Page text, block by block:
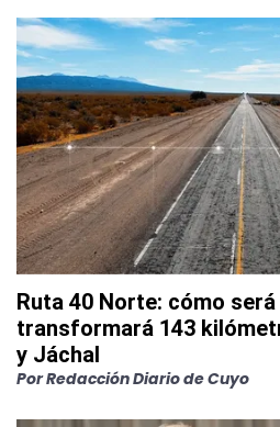
Ruta 40 Norte: cómo
transformará 143
y Jáchal
PorRedacción Diario de Cuyo